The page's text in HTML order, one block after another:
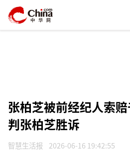
张柏芝被前经纪人索
判张柏芝胜诉
智慧生活报 2026-06-16 19:42:55